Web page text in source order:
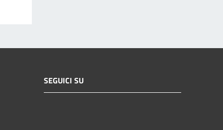
SEGUICI SU